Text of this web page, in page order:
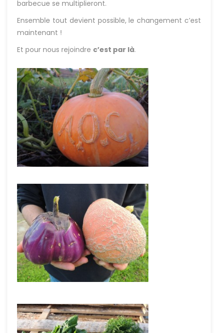
barbecue se multiplieront.
Ensemble tout devient possible, le changement c’est
maintenant !
Et pour nous rejoindre c’est par là.